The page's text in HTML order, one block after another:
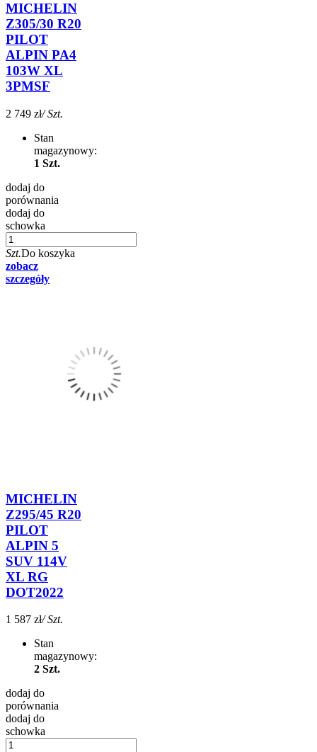
MICHELIN
Z305/30 R20
PILOT
ALPIN PA4
103W XL
3PMSF
2 749 zł/ Szt.
Stan
magazynowy:
1 Szt.
dodaj do
porównania
dodaj do
schowka
Szt.Do koszyka
zobacz
szczegóły
MICHELIN
Z295/45 R20
PILOT
ALPIN 5
SUV 114V
XL RG
DOT2022
1 587 zł/ Szt.
Stan
magazynowy:
2 Szt.
dodaj do
porównania
dodaj do
schowka